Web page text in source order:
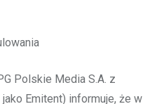
Polskie Media S.A. z
Emitent) informuje, że w